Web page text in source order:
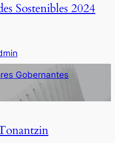
Sostenibles 2024
Gobernantes